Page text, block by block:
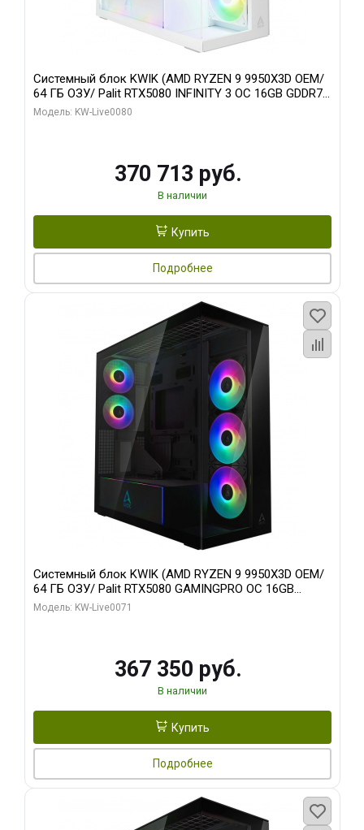
Системный блок KWIK (AMD RYZEN 9 9950X3D OEM/
64 ГБ ОЗУ/ Palit RTX5080 INFINITY 3 OC 16GB GDDR7
256bit 3xDP H/ 960 ГБ SSD)
Модель: KW-Live0080
370 713 руб.
В наличии
Купить
Подробнее
Системный блок KWIK (AMD RYZEN 9 9950X3D OEM/
64 ГБ ОЗУ/ Palit RTX5080 GAMINGPRO OC 16GB
GDDR7 256bit 3xDP HD/ 960 ГБ SSD)
Модель: KW-Live0071
367 350 руб.
В наличии
Купить
Подробнее